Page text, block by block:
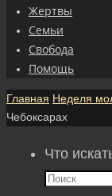
Жертвы
Семьи
Свобода
Помощь
Главная Неделя
Чебоксарах
Что